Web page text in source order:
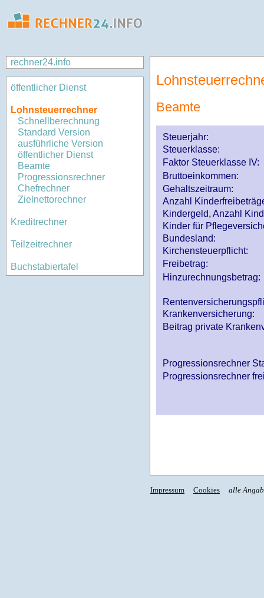
rechner24.info
öffentlicher Dienst
Lohnsteuerrechner
Schnellberechnung
Standard Version
ausführliche Version
öffentlicher Dienst
Beamte
Progressionsrechner
Chefrechner
Zielnettorechner
Kreditrechner
Teilzeitrechner
Buchstabiertafel
Beamte
Steuerjahr:
Steuerklasse:
Faktor Steuerklasse IV:
Bruttoeinkommen:
Gehaltszeitraum:
Anzahl
Kindergeld, Anzahl
Kinder für
Bundesland:
Kirchensteuerpflicht:
Freibetrag:
Hinzurechnungsbetrag:
Krankenversicherung:
Beitrag private
Progressionsrechner
Progressionsrechner
Impressum Cookies alle